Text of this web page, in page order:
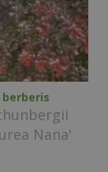
berberis
Nana'